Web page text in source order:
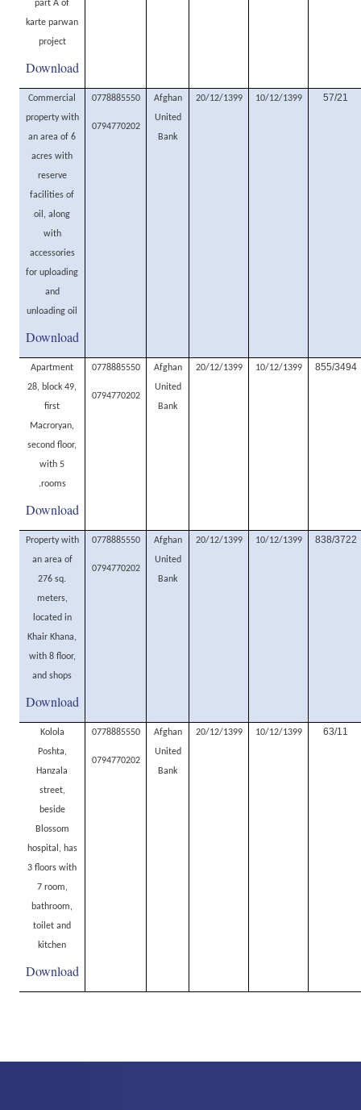
part A of
karte parwan
project
Download
57/21
10/12/1399
20/12/1399
Afghan
United
Bank
0778885550
0794770202
Commercial
property with
an area of 6
acres with
reserve
facilities of
oil, along
with
accessories
for uploading
and
unloading oil
Download
855/3494
10/12/1399
20/12/1399
Afghan
United
Bank
0778885550
0794770202
Apartment
28, block 49,
first
Macroryan,
second floor,
with 5
rooms.
Download
838/3722
10/12/1399
20/12/1399
Afghan
United
Bank
0778885550
0794770202
Property with
an area of
276 sq.
meters,
located in
Khair Khana,
with 8 floor,
and shops
Download
63/11
10/12/1399
20/12/1399
Afghan
United
Bank
0778885550
0794770202
Kolola
Poshta,
Hanzala
street,
beside
Blossom
hospital, has
3 floors with
7 room,
bathroom,
toilet and
kitchen
Download